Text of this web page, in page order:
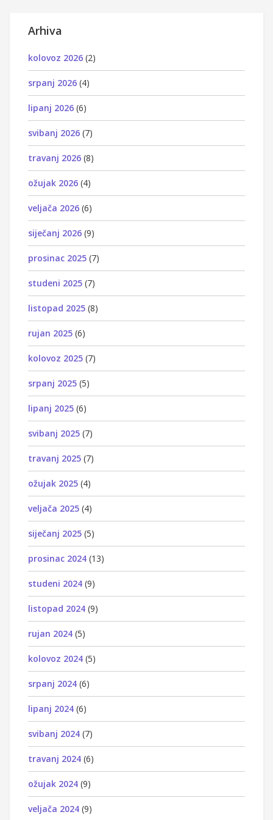
Arhiva
kolovoz 2026 (2)
srpanj 2026 (4)
lipanj 2026 (6)
svibanj 2026 (7)
travanj 2026 (8)
ožujak 2026 (4)
veljača 2026 (6)
siječanj 2026 (9)
prosinac 2025 (7)
studeni 2025 (7)
listopad 2025 (8)
rujan 2025 (6)
kolovoz 2025 (7)
srpanj 2025 (5)
lipanj 2025 (6)
svibanj 2025 (7)
travanj 2025 (7)
ožujak 2025 (4)
veljača 2025 (4)
siječanj 2025 (5)
prosinac 2024 (13)
studeni 2024 (9)
listopad 2024 (9)
rujan 2024 (5)
kolovoz 2024 (5)
srpanj 2024 (6)
lipanj 2024 (6)
svibanj 2024 (7)
travanj 2024 (6)
ožujak 2024 (9)
veljača 2024 (9)